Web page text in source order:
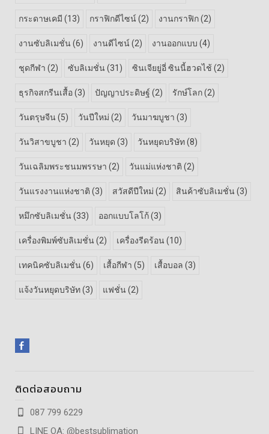
กระดาษเคมี (13) กราฟิกดีไซน์ (2) งานกราฟิก(2)
งานซับลิเมชั่น (6) งานดีไซน์ (2) งานออกแบบ (4)
ชุดกีฬา (2) ซับลิเมชั่น (31) ซินเจียยู่อี่ ซินนี้ฮวดไช้ (2)
ธุรกิจสกรีนเสื้อ(3) ปัญญาประดิษฐ์ (2) รักษ์โลก(2)
วันตรุษจีน (5) วันปีใหม่ (2) วันมาฆบูชา (3)
วันวิสาขบูชา (2) วันหยุด (3) วันหยุดบริษัท(8)
วันเฉลิมพระชนมพรรษา (2) วันแม่แห่งชาติ (2)
วันแรงงานแห่งชาติ (3) สวัสดีปีใหม่ (2) สินค้าซับลิเมชั่น (3)
หมึกซับลิเมชั่น (33) ออกแบบโลโก้(3)
เครื่องพิมพ์ซับลิเมชั่น (2) เครื่องรีดร้อน (10)
เทคนิคซับลิเมชั่น (6) เสื้อกีฬา (5) เสื้อบอล (3)
แจ้งวันหยุดบริษัท(3) แฟชั่น (2)
ติดต่อสอบถาม
087 799 6229
LINE OA: @bestsublimation